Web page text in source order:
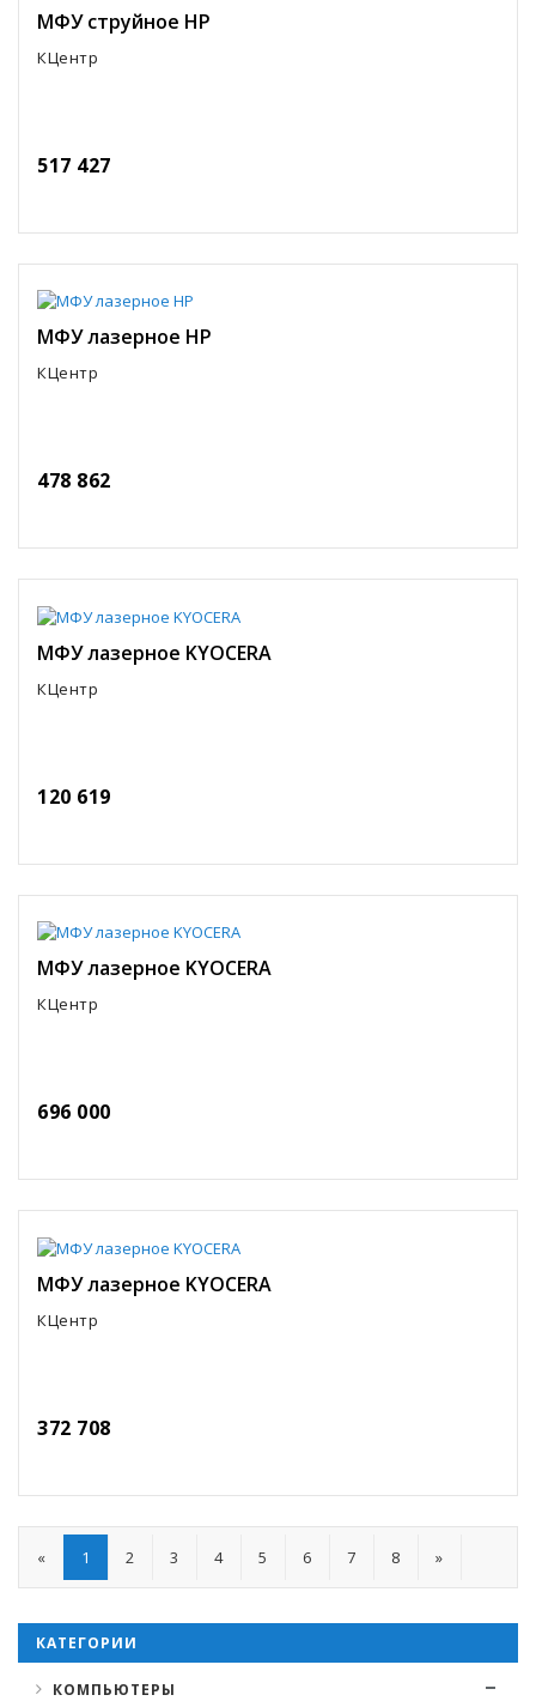
МФУ струйное HP
КЦентр
517 427
МФУ лазерное HP
КЦентр
478 862
МФУ лазерное KYOCERA
КЦентр
120 619
МФУ лазерное KYOCERA
КЦентр
696 000
МФУ лазерное KYOCERA
КЦентр
372 708
« 1 2 3 4 5 6 7 8 »
КАТЕГОРИИ
КОМПЬЮТЕРЫ